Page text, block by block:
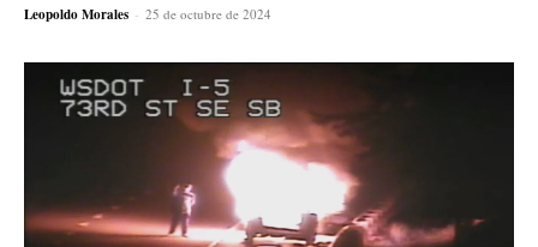
Leopoldo Morales - 25 de octubre de 2024